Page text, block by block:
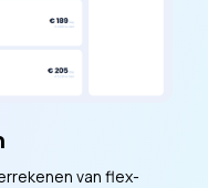
van flex-